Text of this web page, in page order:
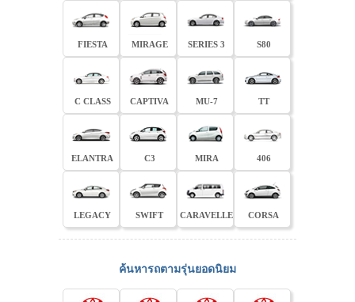
FIESTA MIRAGE SERIES 3 S80
C CLASS CAPTIVA MU-7 TT
ELANTRA C3 MIRA 406
LEGACY SWIFT CARAVELLE CORSA
ค้นหารถตามรุ่นยอดนิยม